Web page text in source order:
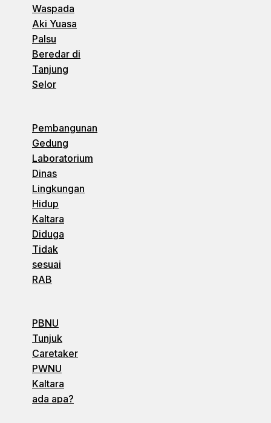
Waspada
Aki Yuasa
Palsu
Beredar di
Tanjung
Selor
Pembangunan
Gedung
Laboratorium
Dinas
Lingkungan
Hidup
Kaltara
Diduga
Tidak
sesuai
RAB
PBNU
Tunjuk
Caretaker
PWNU
Kaltara
ada apa?